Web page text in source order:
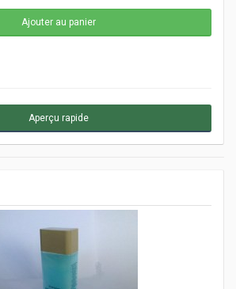
Aperçu rapide